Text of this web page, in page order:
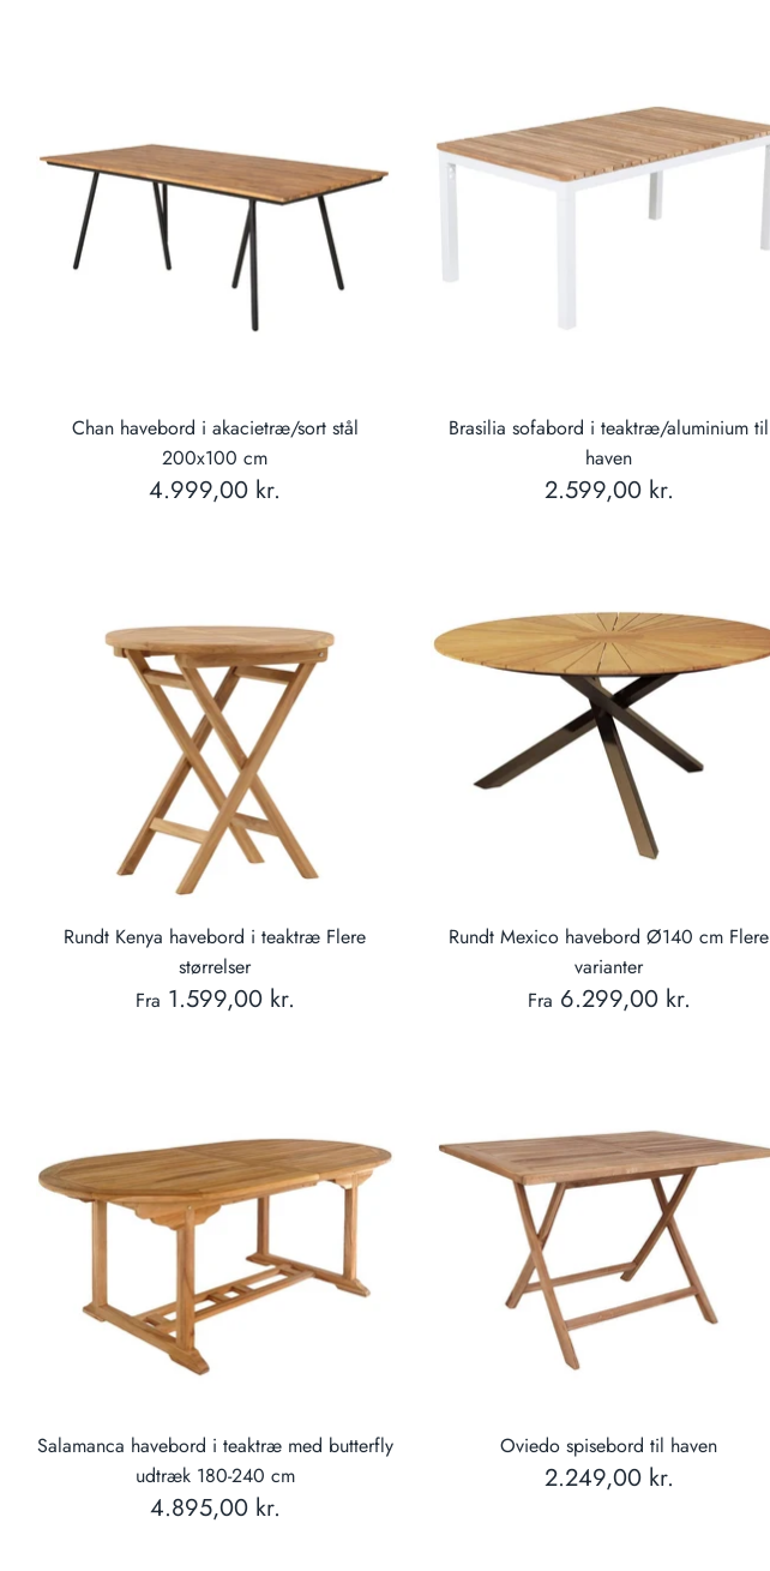
Chan havebord i akacietræ/sort stål
200x100 cm
4.999,00 kr.
Brasilia sofabord i teaktræ/aluminium til
haven
2.599,00 kr.
Rundt Kenya havebord i teaktræ Flere
størrelser
Fra 1.599,00 kr.
Rundt Mexico havebord Ø140 cm Flere
varianter
Fra 6.299,00 kr.
Salamanca havebord i teaktræ med butterfly
udtræk 180-240 cm
4.895,00 kr.
Oviedo spisebord til haven
2.249,00 kr.